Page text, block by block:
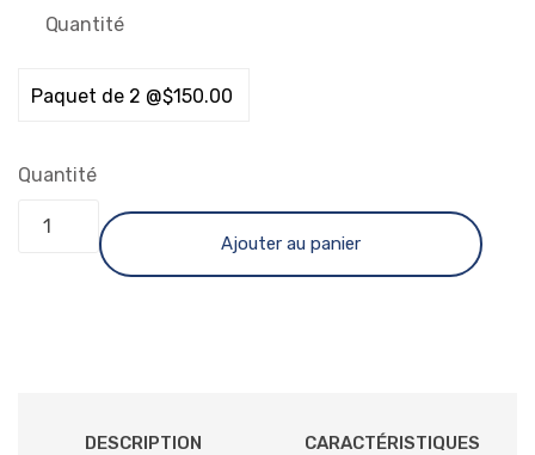
Quantité
Quantité
Ajouter au panier
DESCRIPTION CARACTÉRISTIQUES